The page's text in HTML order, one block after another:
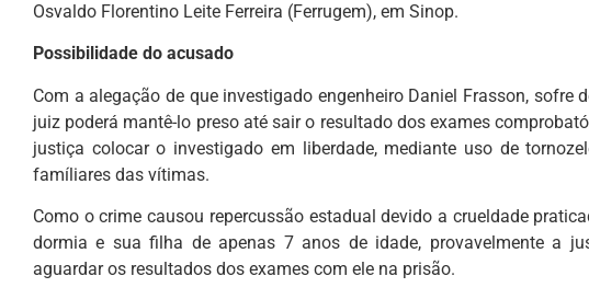
Osvaldo Florentino Leite Ferreira (Ferrugem), em Sinop.
Possibilidade do acusado
Com a alegação de que investigado engenheiro Daniel Frasson, sofre
juiz poderá mantê-lo preso até sair o resultado dos exames
justiça colocar o investigado em liberdade, mediante uso de
famíliares das vítimas.
Como o crime causou repercussão estadual devido a crueldade
dormia e sua filha de apenas 7 anos de idade, provavelmente a
aguardar os resultados dos exames com ele na prisão.